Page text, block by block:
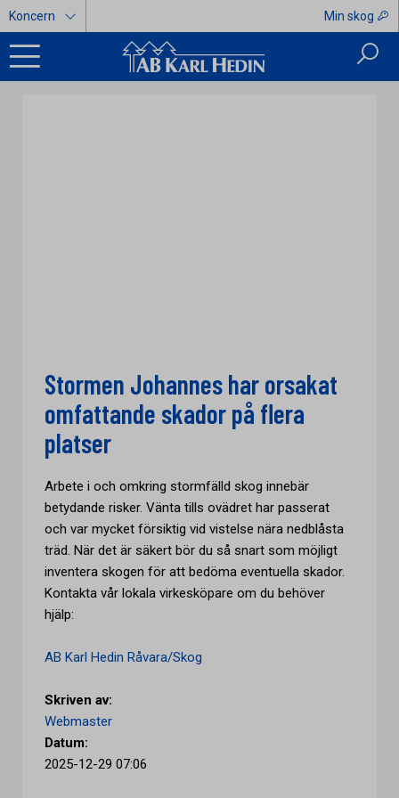
Koncern Min skog
Stormen Johannes har orsakat
omfattande skador på flera
platser
Arbete i och omkring stormfälld skog innebär
betydande risker. Vänta tills ovädret har passerat
och var mycket försiktig vid vistelse nära nedblåsta
träd. När det är säkert bör du så snart som möjligt
inventera skogen för att bedöma eventuella skador.
Kontakta vår lokala virkesköpare om du behöver
hjälp:
AB Karl Hedin Råvara/Skog
Skriven av:
Webmaster
Datum:
2025-12-29 07:06